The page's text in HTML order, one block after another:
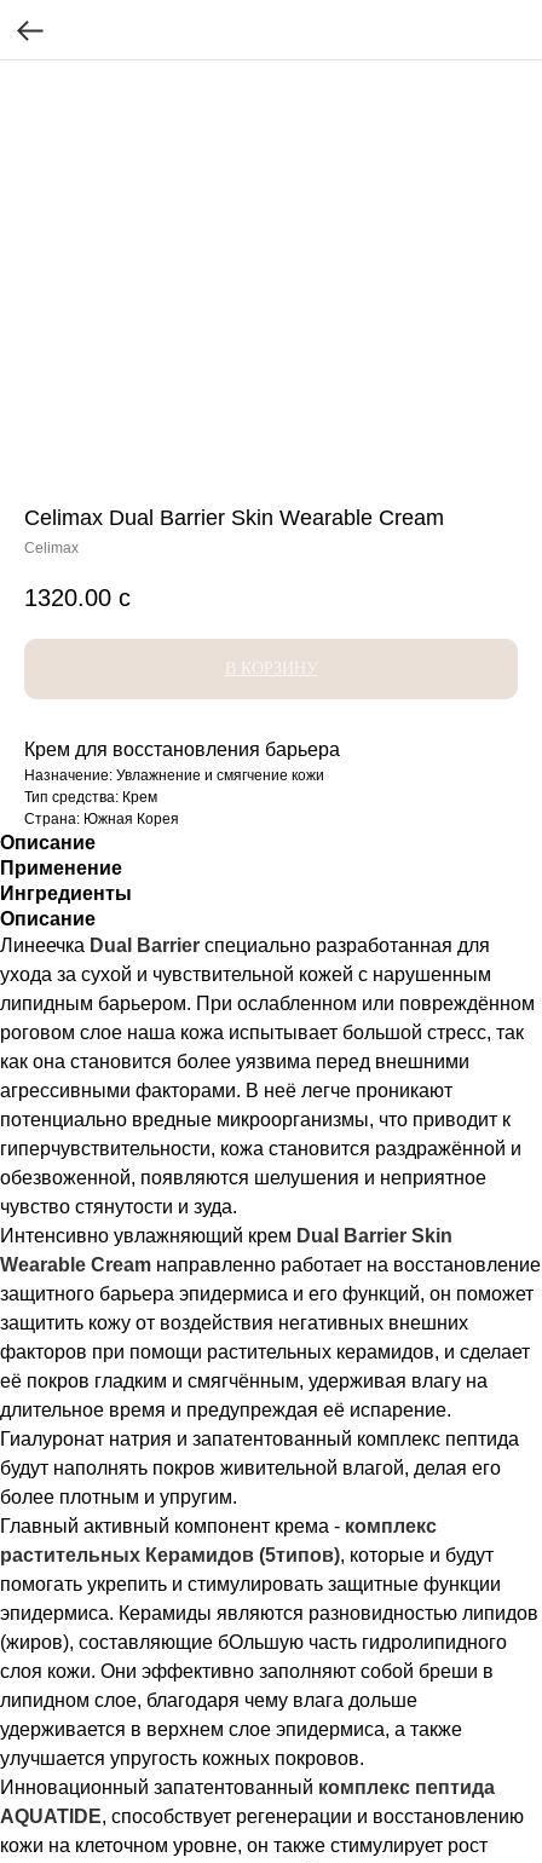
Celimax Dual Barrier Skin Wearable Cream
Celimax
1320.00 с
В КОРЗИНУ
Крем для восстановления барьера
Назначение: Увлажнение и смягчение кожи
Тип средства: Крем
Страна: Южная Корея
Описание
Применение
Ингредиенты
Описание
Линеечка Dual Barrier специально разработанная для
ухода за сухой и чувствительной кожей с нарушенным
липидным барьером. При ослабленном или повреждённом
роговом слое наша кожа испытывает большой стресс, так
как она становится более уязвима перед внешними
агрессивными факторами. В неё легче проникают
потенциально вредные микроорганизмы, что приводит к
гиперчувствительности, кожа становится раздражённой и
обезвоженной, появляются шелушения и неприятное
чувство стянутости и зуда.
Интенсивно увлажняющий крем Dual Barrier Skin
Wearable Cream направленно работает на восстановление
защитного барьера эпидермиса и его функций, он поможет
защитить кожу от воздействия негативных внешних
факторов при помощи растительных керамидов, и сделает
её покров гладким и смягчённым, удерживая влагу на
длительное время и предупреждая её испарение.
Гиалуронат натрия и запатентованный комплекс пептида
будут наполнять покров живительной влагой, делая его
более плотным и упругим.
Главный активный компонент крема - комплекс
растительных Керамидов (5типов), которые и будут
помогать укрепить и стимулировать защитные функции
эпидермиса. Керамиды являются разновидностью липидов
(жиров), составляющие бОльшую часть гидролипидного
слоя кожи. Они эффективно заполняют собой бреши в
липидном слое, благодаря чему влага дольше
удерживается в верхнем слое эпидермиса, а также
улучшается упругость кожных покровов.
Инновационный запатентованный комплекс пептида
AQUATIDE, способствует регенерации и восстановлению
кожи на клеточном уровне, он также стимулирует рост